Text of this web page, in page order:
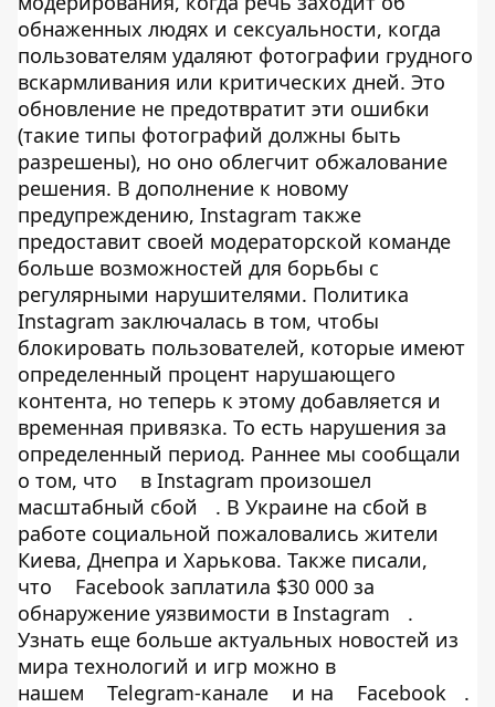
обнаженных людях и сексуальности, когда
пользователям удаляют фотографии грудного
вскармливания или критических дней. Это
обновление не предотвратит эти ошибки
(такие типы фотографий должны быть
разрешены), но оно облегчит обжалование
решения. В дополнение к новому
предупреждению, Instagram также
предоставит своей модераторской команде
больше возможностей для борьбы с
регулярными нарушителями. Политика
Instagram заключалась в том, чтобы
блокировать пользователей, которые имеют
определенный процент нарушающего
контента, но теперь к этому добавляется и
временная привязка. То есть нарушения за
определенный период. Раннее мы сообщали
о том, что
в Instagram произошел
масштабный сбой
. В Украине на сбой в
работе социальной пожаловались жители
Киева, Днепра и Харькова. Также писали,
что
Facebook заплатила $30 000 за
обнаружение уязвимости в Instagram
.
Узнать еще больше актуальных новостей из
мира технологий и игр можно в
нашем
Telegram-канале и на Facebook .